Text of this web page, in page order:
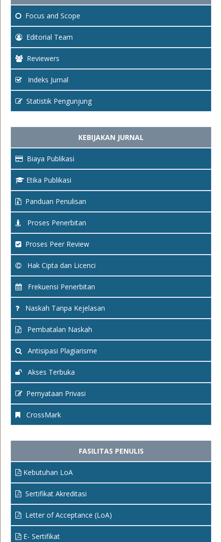
Focus and Scope
Editorial Team
Reviewers
Indeks Jurnal
Statistik Pengunjung
KEBIJAKAN JURNAL
Biaya Publikasi
Etika Publikasi
Panduan Penulisan
Proses Penerbitan
Proses Peer Review
Hak Cipta dan Licenci
Frekuensi Penerbitan
Naskah Tanpa Kejelasan
Pembatalan Naskah
Antisipasi Plagiarisme
Akses Terbuka
Pernyataan Privasi
CrossMark
FASILITAS PENULIS
Kebutuhan LoA
Sertifikat Akreditasi
Letter of Acceptance (LoA)
E- Sertifikat